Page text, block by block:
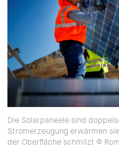
Die Solarpaneele sind
Stromerzeugung erwärmen
der Oberfläche schmilzt ©